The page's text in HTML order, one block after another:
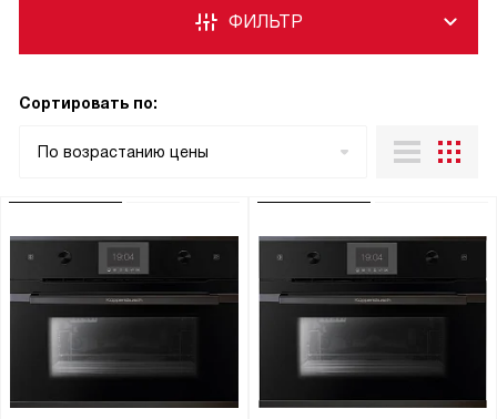
ФИЛЬТР
Сортировать по:
По возрастанию цены